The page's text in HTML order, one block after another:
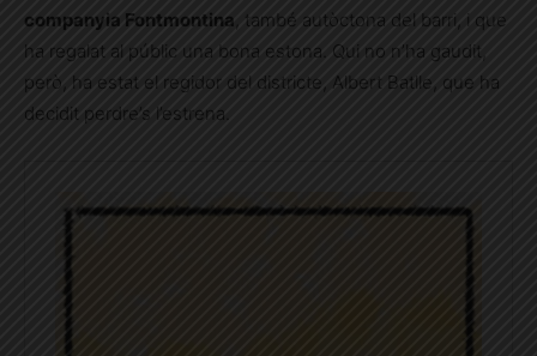
companyia Fontmontina , també autòctona del barri, i que
ha regalat al públic una bona estona. Qui no n’ha gaudit,
però, ha estat el regidor del districte, Albert Batlle, que ha
decidit perdre’s l’estrena.